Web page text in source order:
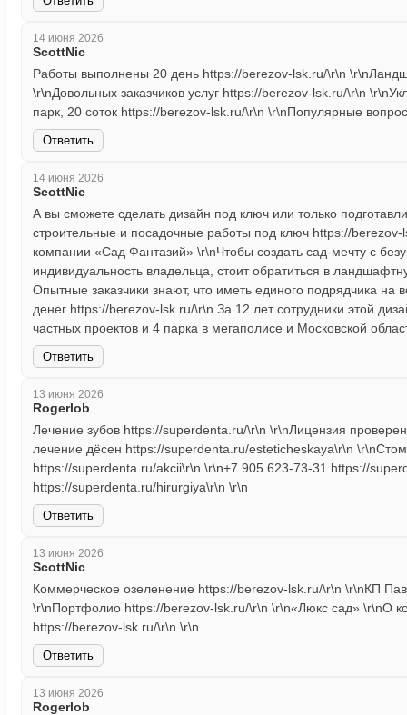
14 июня 2026
ScottNic
Работы выполнены 20 день https://berezov-lsk.ru/\r\n
\r\nДовольных заказчиков услуг https://berezov-lsk.ru/\r\n
парк, 20 соток https://berezov-lsk.ru/\r\n \r\nПопулярные
Ответить
14 июня 2026
ScottNic
А вы сможете сделать дизайн под ключ или только
строительные и посадочные работы под ключ https://
компании «Сад Фантазий» \r\nЧтобы создать сад-мечту с
индивидуальность владельца, стоит обратиться в
Опытные заказчики знают, что иметь единого подрядчика
денег https://berezov-lsk.ru/\r\n За 12 лет сотрудники этой
частных проектов и 4 парка в мегаполисе и Московской
Ответить
13 июня 2026
Rogerlob
Лечение зубов https://superdenta.ru/\r\n \r\nЛицензия
лечение дёсен https://superdenta.ru/esteticheskaya\r\n
https://superdenta.ru/akcii\r\n \r\n+7 905 623-73-31 https://
https://superdenta.ru/hirurgiya\r\n \r\n
Ответить
13 июня 2026
ScottNic
Коммерческое озеленение https://berezov-lsk.ru/\r\n \r\nКП
\r\nПортфолио https://berezov-lsk.ru/\r\n \r\n«Люкс сад» \r\nО
https://berezov-lsk.ru/\r\n \r\n
Ответить
13 июня 2026
Rogerlob